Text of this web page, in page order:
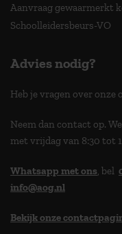
Aanvraag gewaarmerkt
Schoolleidersbeurs-VO
Advies nodig?
Heb je vragen over onze
Neem dan contact op.
met vrijdag van 8:30 tot
Whatsapp met ons, bel
info@aog.nl
Bekijk onze